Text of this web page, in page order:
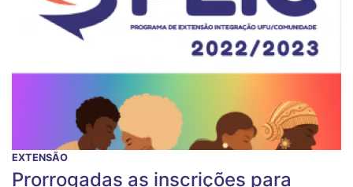
EXTENSÃO
Prorrogadas as inscrições para